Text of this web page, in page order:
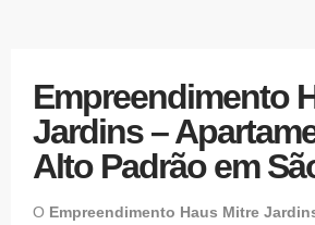
Empreendimento
Jardins –
Alto Padrão em
O Empreendimento Haus Mitre